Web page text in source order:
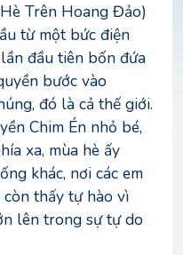
Trên Hoang Đảo)
từ một bức điện
đầu tiên bốn đứa
bước vào
đó là cả thế giới.
Chim Én nhỏ bé,
xa, mùa hè ấy
khác, nơi các em
thấy tự hào vì
lên trong sự tự do